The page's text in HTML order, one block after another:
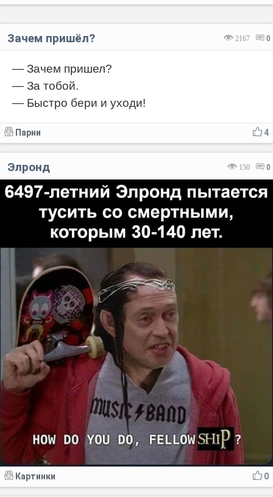
2167 0
Зачем пришёл?
— Зачем пришел?
— За тобой.
— Быстро бери и уходи!
4
Парни
150 0
Элронд
0
Картинки